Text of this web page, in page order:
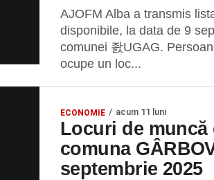
AJOFM Alba a transmis
disponibile, la data de 9
comunei 좘UGAG.
ocupe un loc...
ECONOMIE acum 11 luni
Locuri de
comuna
septembrie 2025